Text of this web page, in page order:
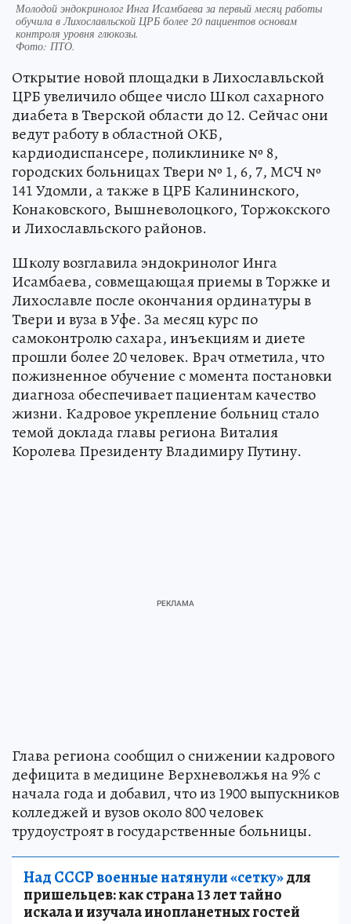
Молодой эндокринолог Инга Исамбаева за первый месяц работы
обучила в Лихославльской ЦРБ более 20 пациентов основам
контроля уровня глюкозы.
Фото: ПТО.
Открытие новой площадки в Лихославльской
ЦРБ увеличило общее число Школ сахарного
диабета в Тверской области до 12. Сейчас они
ведут работу в областной ОКБ,
кардиодиспансере, поликлинике № 8,
городских больницах Твери № 1, 6, 7, МСЧ №
141 Удомли, а также в ЦРБ Калининского,
Конаковского, Вышневолоцкого, Торжокского
и Лихославльского районов.
Школу возглавила эндокринолог Инга
Исамбаева, совмещающая приемы в Торжке и
Лихославле после окончания ординатуры в
Твери и вуза в Уфе. За месяц курс по
самоконтролю сахара, инъекциям и диете
прошли более 20 человек. Врач отметила, что
пожизненное обучение с момента постановки
диагноза обеспечивает пациентам качество
жизни. Кадровое укрепление больниц стало
темой доклада главы региона Виталия
Королева Президенту Владимиру Путину.
Глава региона сообщил о снижении кадрового
дефицита в медицине Верхневолжья на 9% с
начала года и добавил, что из 1900 выпускников
колледжей и вузов около 800 человек
трудоустроят в государственные больницы.
Над СССР военные натянули «сетку»для
пришельцев: как страна 13 лет тайно
искала и изучала инопланетных гостей